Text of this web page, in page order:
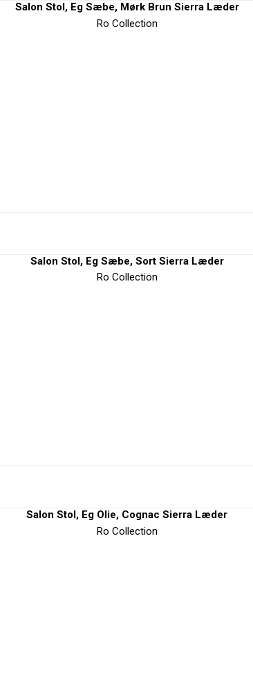
Salon Stol, Eg Sæbe, Mørk Brun Sierra Læder
Ro Collection
Salon Stol, Eg Sæbe, Sort Sierra Læder
Ro Collection
Salon Stol, Eg Olie, Cognac Sierra Læder
Ro Collection